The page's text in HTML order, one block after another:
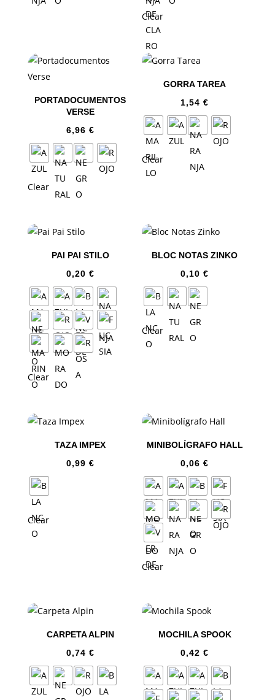
Clear
PORTADOCUMENTOS
VERSE
6,96 €
Clear
GORRA TAREA
1,54€
Clear
PAI PAI STILO
0,20 €
Clear
BLOC NOTAS ZINKO
0,10€
Clear
TAZA IMPEX
0,99 €
Clear
MINIBOLÍGRAFO HALL
0,06€
Clear
CARPETA ALPIN
0,74 €
MOCHILA SPOOK
0,42€